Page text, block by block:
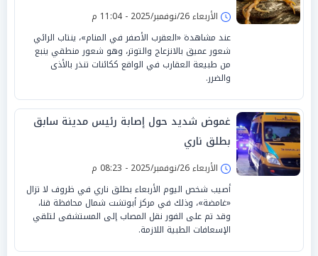
الأربعاء 26/نوفمبر/2025 - 11:04 م
عند مشاهدة «العقرب الأصفر في المنام»، ينتاب الرائي
شعور عميق بالانزعاج والتوتر، وهو شعور منطقي ينبع
من طبيعة العقارب في الواقع ككائنات تنذر بالأذى
والضرر.
غموض شديد حول إصابة رئيس مدينة سابق
بطلق ناري
الأربعاء 26/نوفمبر/2025 - 08:23 م
أصيب شخص اليوم الأربعاء بطلق ناري في ظروف لا تزال
«غامضة»، وذلك في مركز أبوتشت شمال محافظة قنا،
وقد تم على الفور نقل المصاب إلى المستشفى لتلقي
الإسعافات الطبية اللازمة.